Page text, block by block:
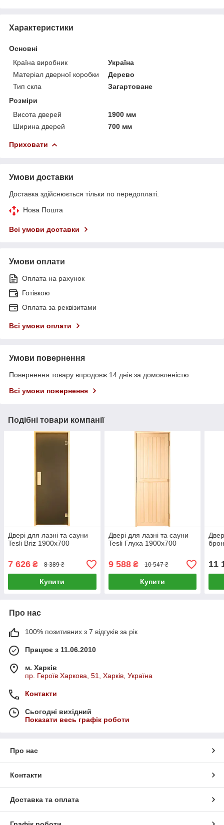
Характеристики
Основні
Країна виробник
Україна
Матеріал дверної коробки
Дерево
Тип скла
Загартоване
Розміри
Висота дверей
1900 мм
Ширина дверей
700 мм
Приховати
Умови доставки
Доставка здійснюється тільки по передоплаті.
Нова Пошта
Всі умови доставки
Умови оплати
Оплата на рахунок
Готівкою
Оплата за реквізитами
Всі умови оплати
Умови повернення
Повернення товару впродовж 14 днів за домовленістю
Всі умови повернення
Подібні товари компанії
Двері для лазні та сауни
Tesli Briz 1900х700
7 626 ₴ 8 389 ₴
Купити
Двері для лазні та сауни
Tesli Глуха 1900х700
9 588₴ 10 547 ₴
Купити
11
Про нас
100% позитивних з 7 відгуків за рік
Працює з 11.06.2010
м. Харків
пр. Героїв Харкова, 51, Харків, Україна
Контакти
Сьогодні вихідний
Показати весь графік роботи
Про нас
Контакти
Доставка та оплата